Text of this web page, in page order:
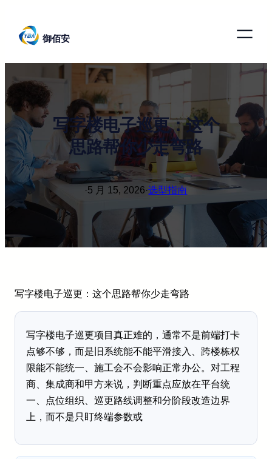
御佰安
写字楼电子巡更：这个
思路帮你少走弯路
·5 月 15, 2026·选型指南
写字楼电子巡更：这个思路帮你少走弯路
写字楼电子巡更项目真正难的，通常不是前端打卡
点够不够，而是旧系统能不能平滑接入、跨楼栋权
限能不能统一、施工会不会影响正常办公。对工程
商、集成商和甲方来说，判断重点应放在平台统
一、点位组织、巡更路线调整和分阶段改造边界
上，而不是只盯终端参数或